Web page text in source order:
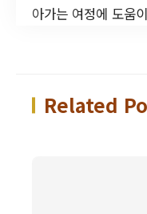
아가는 여정에 도움
Related